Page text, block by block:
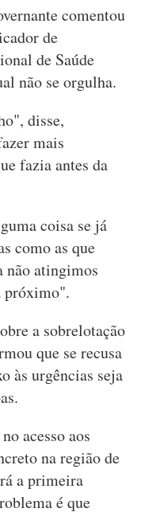
comentou
de
de Saúde
não se orgulha.
disse,
mais
fazia antes da
coisa se já
como as que
não atingimos
próximo".
a sobrelotação
que se recusa
às urgências seja
acesso aos
na região de
a primeira
é que